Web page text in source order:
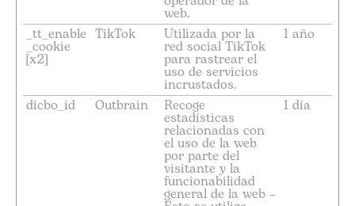
web.
_tt_enable
_cookie
[x2]
TikTok Utilizada por la
red social TikTok
para rastrear el
uso de servicios
incrustados.
1 año
dicbo_id Outbrain Recoge
estadísticas
relacionadas con
el uso de la web
por parte del
visitante y la
funcionabilidad
general de la web –
1 día